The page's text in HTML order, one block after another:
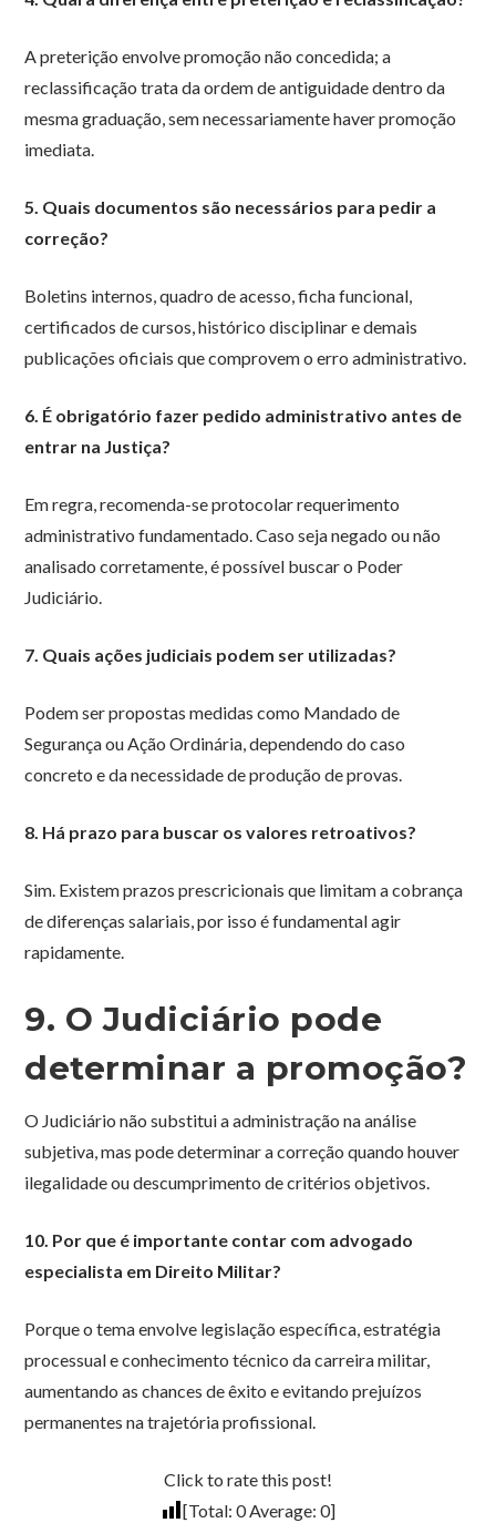
A preterição envolve promoção não concedida; a
reclassificação trata da ordem de antiguidade dentro da
mesma graduação, sem necessariamente haver promoção
imediata.
5. Quais documentos são necessários para pedir a
correção?
Boletins internos, quadro de acesso, ficha funcional,
certificados de cursos, histórico disciplinar e demais
publicações oficiais que comprovem o erro administrativo.
6. É obrigatório fazer pedido administrativo antes de
entrar na Justiça?
Em regra, recomenda-se protocolar requerimento
administrativo fundamentado. Caso seja negado ou não
analisado corretamente, é possível buscar o Poder
Judiciário.
7. Quais ações judiciais podem ser utilizadas?
Podem ser propostas medidas como Mandado de
Segurança ou Ação Ordinária, dependendo do caso
concreto e da necessidade de produção de provas.
8. Há prazo para buscar os valores retroativos?
Sim. Existem prazos prescricionais que limitam a cobrança
de diferenças salariais, por isso é fundamental agir
rapidamente.
9. O Judiciário pode
determinar a promoção?
O Judiciário não substitui a administração na análise
subjetiva, mas pode determinar a correção quando houver
ilegalidade ou descumprimento de critérios objetivos.
10. Por que é importante contar com advogado
especialista em Direito Militar?
Porque o tema envolve legislação específica, estratégia
processual e conhecimento técnico da carreira militar,
aumentando as chances de êxito e evitando prejuízos
permanentes na trajetória profissional.
Click to rate this post!
[Total: 0Average: 0]